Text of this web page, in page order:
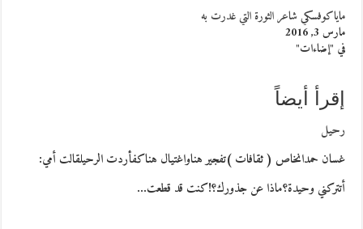
ماياكوفسكي شاعر الثورة التي غدرت به
مارس 3, 2016
في "إضاءات"
إقرأ أيضاً
رحيل
غسان حمدانخاص ( ثقافات )تفجير هناواغتيال هناكفأردت الرحيلقالت أمي:
أتتركني وحيدة؟ماذا عن جذورك؟!كنت قد قطعت…